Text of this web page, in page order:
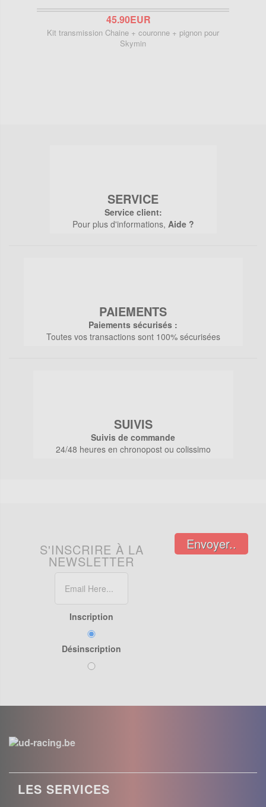
45.90EUR
Kit transmission Chaine + couronne + pignon pour
Skymin
SERVICE
Service client:
Pour plus d'informations, Aide ?
PAIEMENTS
Paiements sécurisés :
Toutes vos transactions sont 100% sécurisées
SUIVIS
Suivis de commande
24/48 heures en chronopost ou colissimo
S'INSCRIRE À LA
NEWSLETTER
Inscription
Désinscription
Envoyer..
LES SERVICES